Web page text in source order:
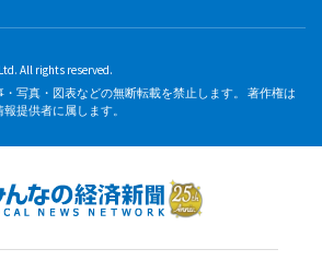
All rights reserved.
写真・図表などの無断転載を禁止します。 著作権は
提供者に属します。